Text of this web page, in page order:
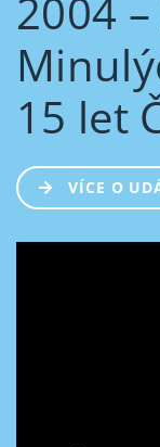
2004
15 let
VÍCE O